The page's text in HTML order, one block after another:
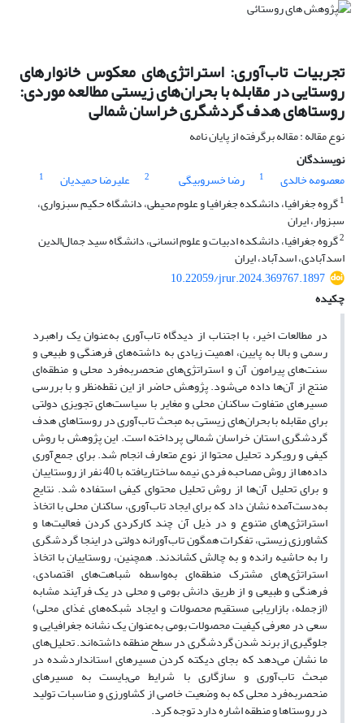
تجربیات تاب‌آوری: استراتژی‌های معکوس خانوارهای
روستایی در مقابله با بحران‌های زیستی مطالعه موردی:
روستاهای هدف گردشگری خراسان شمالی
نوع مقاله : مقاله برگرفته از پایان نامه
نویسندگان
معصومه خالدی
1 رضا خسروبیگی 2 علیرضا حمیدیان
1
1گروه جغرافیا، دانشکده جغرافیا و علوم محیطی، دانشگاه حکیم سبزواری،
سبزوار، ایران
2گروه جغرافیا، دانشکده ادبیات و علوم انسانی، دانشگاه سید جمال‌الدین
اسدآبادی، اسدآباد، ایران
10.22059/jrur.2024.369767.1897
چکیده
در مطالعات اخیر، با اجتناب از دیدگاه تاب‌آوری به‌عنوان یک راهبرد
رسمی و بالا به پایین، اهمیت زیادی به داشته‌های فرهنگی و طبیعی و
سنت‌های پیرامون آن و استراتژی‌های منحصربه‌فرد محلی و منطقه‌ای
منتج از آن‌ها داده می‌شود. پژوهش حاضر از این نقطه‌نظر و با بررسی
مسیرهای متفاوت ساکنان محلی و مغایر با سیاست‌های تجویزی دولتی
برای مقابله با بحران‌های زیستی به مبحث تاب‌آوری در روستاهای هدف
گردشگری استان خراسان شمالی پرداخته است. این پژوهش با روش
کیفی و رویکرد تحلیل محتوا از نوع متعارف انجام شد. برای جمع‌آوری
داده‌ها از روش مصاحبه فردی نیمه ساختاریافته با 40 نفر از روستاییان
و برای تحلیل آن‌ها از روش تحلیل محتوای کیفی استفاده شد. نتایج
به‌دست‌آمده نشان داد که برای ایجاد تاب‌آوری، ساکنان محلی با اتخاذ
استراتژی‌های متنوع و در ذیل آن چند کارکردی کردن فعالیت‌ها و
کشاورزی زیستی، تفکرات همگون تاب‌آورانه دولتی در اینجا گردشگری
را به حاشیه رانده و به چالش کشاندند. همچنین، روستاییان با اتخاذ
استراتژی‌های مشترک منطقه‌ای به‌واسطه شباهت‌های اقتصادی،
فرهنگی و طبیعی و از طریق دانش بومی و محلی در یک فرآیند مشابه
(ازجمله، بازاریابی مستقیم محصولات و ایجاد شبکه‌های غذای محلی)
سعی در معرفی کیفیت محصولات بومی به‌عنوان یک نشانه جغرافیایی و
جلوگیری از برند شدن گردشگری در سطح منطقه داشته‌اند. تحلیل‌های
ما نشان می‌دهد که بجای دیکته کردن مسیرهای استانداردشده در
مبحث تاب‌آوری و سازگاری با شرایط می‌بایست به مسیرهای
منحصربه‌فرد محلی که به وضعیت خاصی از کشاورزی و مناسبات تولید
در روستاها و منطقه اشاره دارد توجه کرد.